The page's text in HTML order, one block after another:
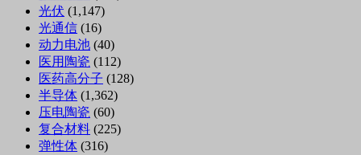
光伏 (1,147)
光通信 (16)
动力电池 (40)
医用陶瓷 (112)
医药高分子 (128)
半导体 (1,362)
压电陶瓷 (60)
复合材料 (225)
弹性体 (316)